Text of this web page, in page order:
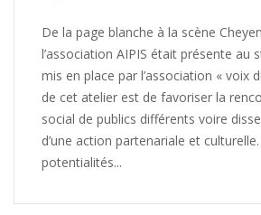
De la page blanche à la scène
l’association AIPIS était présente au
mis en place par l’association « voix
de cet atelier est de favoriser la
social de publics différents voire
d’une action partenariale et
potentialités...